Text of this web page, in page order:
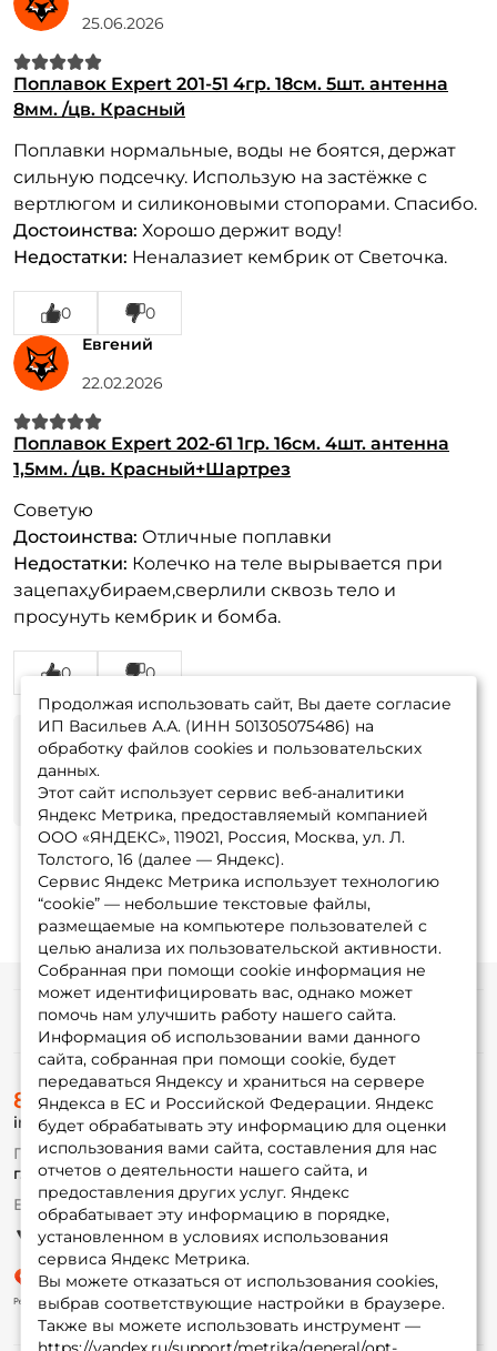
25.06.2026
Поплавок Expert 201-51 4гр. 18см. 5шт. антенна
8мм. /цв. Красный
Поплавки нормальные, воды не боятся, держат
сильную подсечку. Использую на застёжке с
вертлюгом и силиконовыми стопорами. Спасибо.
Достоинства: Хорошо держит воду!
Недостатки: Неналазиет кембрик от Светочка.
0
0
Евгений
22.02.2026
Поплавок Expert 202-61 1гр. 16см. 4шт. антенна
1,5мм. /цв. Красный+Шартрез
Советую
Достоинства: Отличные поплавки
Недостатки: Колечко на теле вырывается при
зацепах,убираем,сверлили сквозь тело и
просунуть кембрик и бомба.
0
0
Продолжая использовать сайт, Вы даете согласие
ИП Васильев А.А. (ИНН 501305075486) на
обработку файлов cookies и пользовательских
данных.
Этот сайт использует сервис веб-аналитики
Яндекс Метрика, предоставляемый компанией
ООО «ЯНДЕКС», 119021, Россия, Москва, ул. Л.
Толстого, 16 (далее — Яндекс).
Сервис Яндекс Метрика использует технологию
“cookie” — небольшие текстовые файлы,
размещаемые на компьютере пользователей с
целью анализа их пользовательской активности.
Собранная при помощи cookie информация не
может идентифицировать вас, однако может
помочь нам улучшить работу нашего сайта.
Информация об использовании вами данного
сайта, собранная при помощи cookie, будет
передаваться Яндексу и храниться на сервере
Яндекса в ЕС и Российской Федерации. Яндекс
будет обрабатывать эту информацию для оценки
использования вами сайта, составления для нас
отчетов о деятельности нашего сайта, и
предоставления других услуг. Яндекс
обрабатывает эту информацию в порядке,
установленном в условиях использования
сервиса Яндекс Метрика.
Вы можете отказаться от использования cookies,
выбрав соответствующие настройки в браузере.
Также вы можете использовать инструмент —
Информация
О магазине
Доставка
Оплата
Fox-bonus
Гуру
Партнерская программа
8 (495) 532-77-88
info@foxfishing.ru
По вопросам с заказом
г. Москва, ул. Плеханова д.7
Ежедневно 10:00 до 20:00